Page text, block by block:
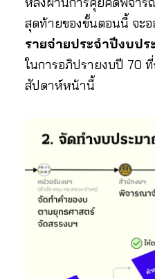
สุดท้ายของขั้นตอนนี้ จะอ
รายจ่ายประจำปีงบป
ในการอภิปรายงบปี 70 ที่
สัปดาห์หน้านี้